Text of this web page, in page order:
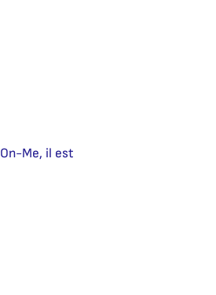
Me, il est